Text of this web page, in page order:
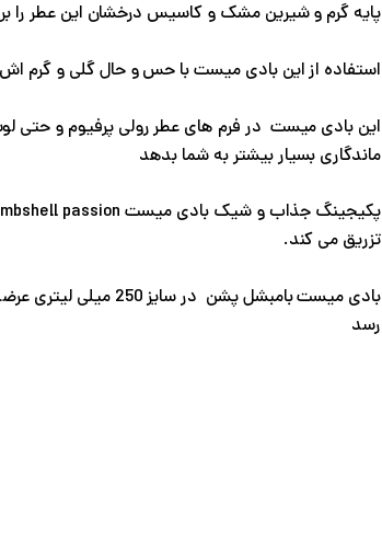
پایه گرم و شیرین مشک و کاسیس درخشان این عطر را
استفاده از این بادی میست با حس و حال گلی و گرم
این بادی میست در فرم های عطر رولی پرفیوم و حتی
ماندگاری بسیار بیشتر به شما بدهد
تزریق می کند.
بادی میست بامبشل
رسد